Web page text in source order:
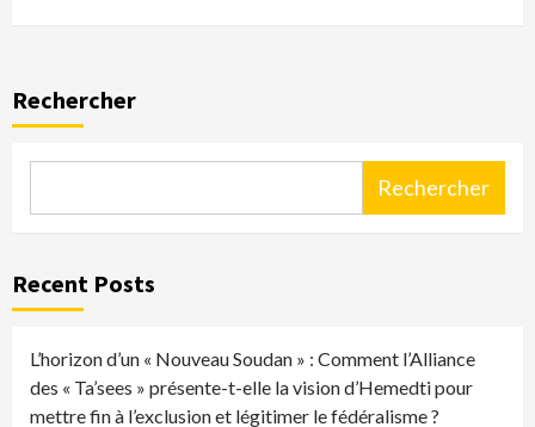
Rechercher
Rechercher
Recent Posts
L’horizon d’un « Nouveau Soudan » : Comment l’Alliance
des « Ta’sees » présente-t-elle la vision d’Hemedti pour
mettre fin à l’exclusion et légitimer le fédéralisme ?